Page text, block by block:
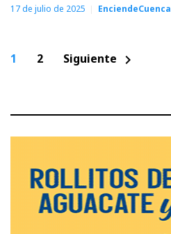
17 de julio de 2025 EnciendeCuenca
Paginación
1 2 Siguiente chevron_right